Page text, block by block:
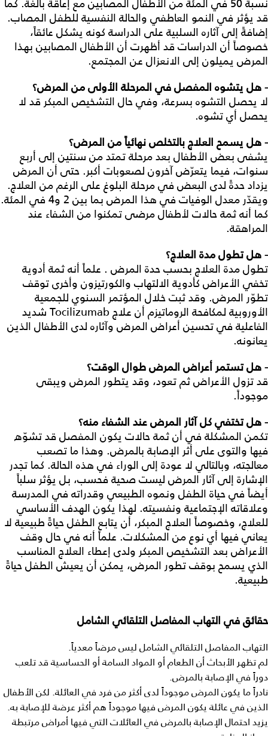
نسبة 50 في المئة من الأطفال المصابين مع إعاقة بالغة. كما
قد يؤثر في النمو العاطفي والحالة النفسية للطفل المصاب.
إضافةً إلى آثاره السلبية على الدراسة كونه يشكل عائقاً،
خصوصاً أن الدراسات قد أظهرت أن الأطفال المصابين بهذا
المرض يميلون إلى الانعزال عن المجتمع.
- هل يتشوه المفصل في المرحلة الأولى من المرض؟
لا يحصل التشوه بسرعة، وفي حال التشخيص المبكر قد لا
يحصل أي تشوه.
- هل يسمح العلاج بالتخلص نهائياً من المرض؟
يشفى بعض الأطفال بعد مرحلة تمتد من سنتين إلى أربع
سنوات، فيما يتعرّض آخرون لصعوبات أكبر. حتى أن المرض
يزداد حدةً لدى البعض في مرحلة البلوغ على الرغم من العلاج.
ويقدّر معدل الوفيات في هذا المرض بما بين 2 و4 في المئة.
كما أنه ثمة حالات لأطفال مرضى تمكنوا من الشفاء عند
المراهقة.
- هل تطول مدة العلاج؟
تطول مدة العلاج بحسب حدة المرض . علماً أنه ثمة أدوية
تخفي الأعراض كأدوية الالتهاب والكورتيزون وأخرى توقف
تطوّر المرض. وقد ثبت خلال المؤتمر السنوي للجمعية
الأوروبية لمكافحة الروماتيزم أن علاج Tocilizumab شديد
الفاعلية في تحسين أعراض المرض وآثاره لدى الأطفال الذين
يعانونه.
- هل تستمر أعراض المرض طوال الوقت؟
قد تزول الأعراض ثم تعود، وقد يتطور المرض ويبقى
موجوداً.
- هل تختفي كل آثار المرض عند الشفاء منه؟
تكمن المشكلة في أن ثمة حالات يكون المفصل قد تشوّه
فيها والتوى على أثر الإصابة بالمرض. وهذا ما تصعب
معالجته، وبالتالي لا عودة إلى الوراء في هذه الحالة. كما تجدر
الإشارة إلى آثار المرض ليست صحية فحسب، بل يؤثر سلباً
أيضاً في حياة الطفل ونموه الطبيعي وقدراته في المدرسة
وعلاقاته الإجتماعية ونفسيته. لهذا يكون الهدف الأساسي
للعلاج، وخصوصاً العلاج المبكر، أن يتابع الطفل حياةً طبيعية لا
يعاني فيها أي نوع من المشكلات. علماً أنه في حال وقف
الأعراض بعد التشخيص المبكر ولدى إعطاء العلاج المناسب
الذي يسمح بوقف تطور المرض، يمكن أن يعيش الطفل حياةً
طبيعية.
حقائقفي التهاب المفاصل التلقائي الشامل
التهاب المفاصل التلقائي الشامل ليس مرضاً معدياً.
لم تظهر الأبحاث أن الطعام أو المواد السامة أو الحساسية قد تلعب
دوراً في الإصابة بالمرض.
نادراً ما يكون المرض موجوداً لدى أكثر من فرد في العائلة. لكن الأطفال
الذين في عائلة يكون المرض فيها موجوداً هم أكثر عرضة للإصابة به.
يزيد احتمال الإصابة بالمرض في العائلات التي فيها أمراض مرتبطة